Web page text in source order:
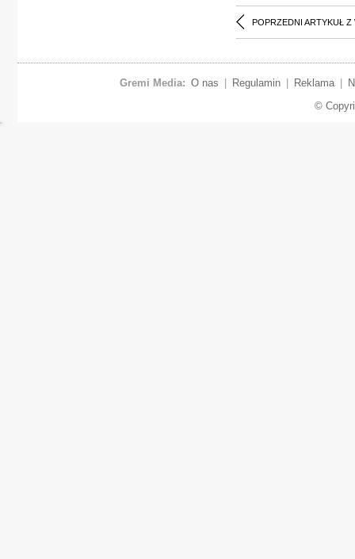
POPRZEDNI ARTYKUŁ Z
Gremi Media: O nas Regulamin Reklama
©